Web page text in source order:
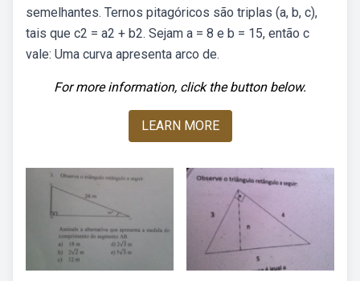
semelhantes. Ternos pitagóricos são triplas (a, b, c),
tais que c2 = a2 + b2. Sejam a = 8 e b = 15, então c
vale: Uma curva apresenta arco de.
For more information, click the button below.
LEARN MORE